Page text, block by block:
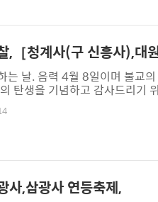
,［청계사(구 신흥사),대
는 날. 음력 4월 8일이며 불교
탄생을 기념하고 감사드리기
히 하고 복을 기원하려고연등
(아기 부처님께 물 붓기)무료
사,삼광사 연등축제,